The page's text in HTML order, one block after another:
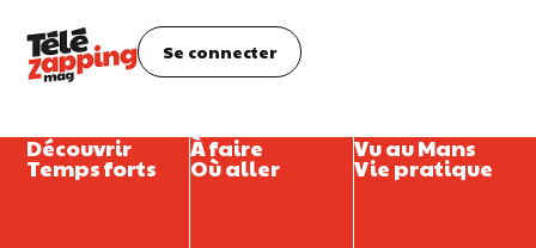
Se connecter
Découvrir
Temps forts
À faire
Où aller
Vu au Mans
Vie pratique